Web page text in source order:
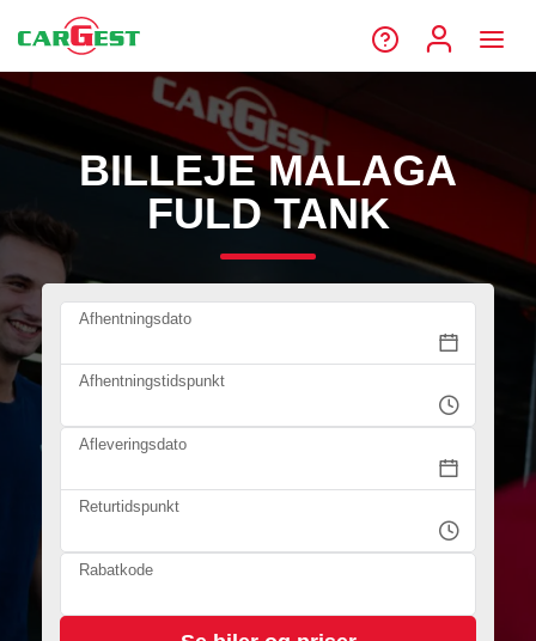
BILLEJE MALAGA
FULD TANK
Afhentningsdato
Afhentningstidspunkt
Afleveringsdato
Returtidspunkt
Rabatkode